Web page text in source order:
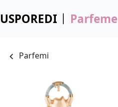
USPOREDI Parfeme
Parfemi